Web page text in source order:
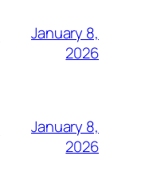
January 8,
2026
January 8,
2026